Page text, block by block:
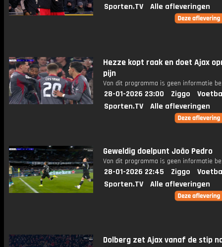
Sporten.TV
Alle afleveringen
Hezze kopt raak en doet Ajax
pijn
Van dit programma is geen informatie
28-01-2026 23:00 Ziggo
Sporten.TV
Alle afleveringen
Geweldig doelpunt João Pedro
Van dit programma is geen informatie
28-01-2026 22:45 Ziggo
Sporten.TV
Alle afleveringen
Dolberg zet Ajax vanaf de stip